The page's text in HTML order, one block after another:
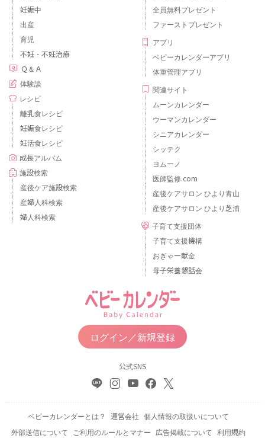
妊娠中
出産
育児
不妊・不妊治療
Ｑ＆Ａ
体験談
レシピ
離乳食レシピ
妊娠食レシピ
妊活食レシピ
成長アルバム
施設検索
産後ケア施設検索
産婦人科検索
婦人科検索
全員無料プレゼント
ファーストプレゼント
アプリ
ベビーカレンダーアプリ
体重管理アプリ
関連サイト
ムーンカレンダー
ウーマンカレンダー
シニアカレンダー
シッテク
ヨムーノ
医師監修.com
産後ケアサロン ひより青山
産後ケアサロン ひより芝浦
子育て支援団体
子育て支援機構
おぎゃー献金
母子栄養懇話会
ログイン／新規登録
公式SNS
ベビーカレンダーとは？ 運営会社 個人情報の取扱いについて
外部送信について
ご利用のルールとマナー 広告掲載について 利用規約